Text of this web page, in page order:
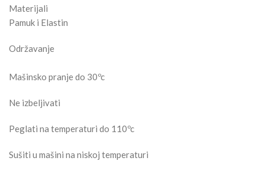
Materijali
Pamuk i Elastin
Održavanje
Mašinsko pranje do 30ºc
Ne izbeljivati
Peglati na temperaturi do 110ºc
Sušiti u mašini na niskoj temperaturi